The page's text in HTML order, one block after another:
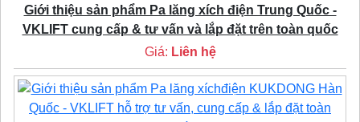
Giới thiệu sản phẩm Pa lăng xích điện Trung Quốc -
VKLIFT cung cấp & tư vấn và lắp đặt trên toàn quốc
Giá: Liên hệ